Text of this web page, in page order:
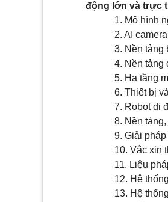
động lớn và trực
1. Mô hình
2. AI
3. Nền tảng
4. Nền tảng
5. Hạ tầng
6. Thiết bị
7. Robot di
8. Nền
9. Giải
10. Vắc xin
11. Liệu
12. Hệ
13. Hệ